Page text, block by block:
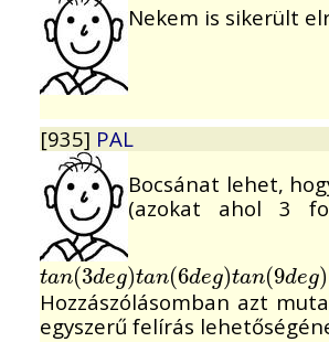
Nekem is sikerült
[935] PAL
Bocsánat lehet,
(azokat ahol 3
tan(3deg)tan(6deg)tan(9deg)
tan(3deg)tan(6deg)tan(9deg)
Hozzászólásomban azt
egyszerű felírás